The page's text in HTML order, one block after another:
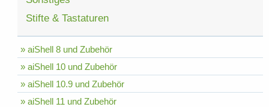
Stifte & Tastaturen
» aiShell 8 und Zubehör
» aiShell 10 und Zubehör
» aiShell 10.9 und Zubehör
» aiShell 11 und Zubehör